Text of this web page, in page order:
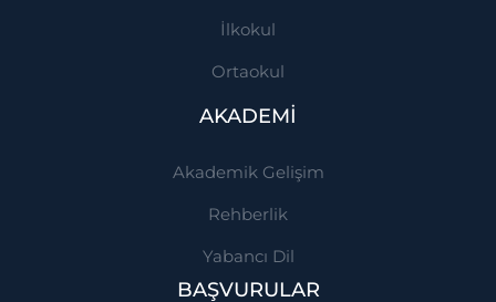
İlkokul
Ortaokul
AKADEMİ
Akademik Gelişim
Rehberlik
Yabancı Dil
BAŞVURULAR